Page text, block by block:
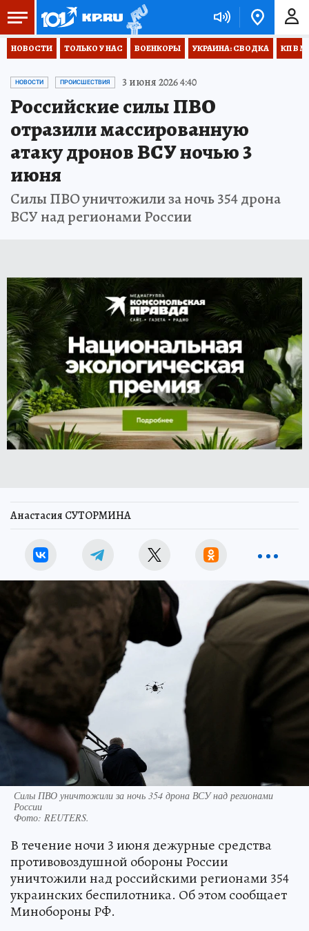
НОВОСТИ ТОЛЬКО У НАС ВОЕНКОРЫ УКРАИНА: СВОДКА КП В
НОВОСТИ ПРОИСШЕСТВИЯ 3 июня 2026 4:40
Российские силы ПВО
отразили массированную
атаку дронов ВСУ ночью 3
июня
Силы ПВО уничтожили за ночь 354 дрона
ВСУ над регионами России
Анастасия СУТОРМИНА
Силы ПВО уничтожили за ночь 354 дрона ВСУ над регионами
России
Фото: REUTERS.
В течение ночи 3 июня дежурные средства
противовоздушной обороны России
уничтожили над российскими регионами 354
украинских беспилотника. Об этом сообщает
Минобороны РФ.